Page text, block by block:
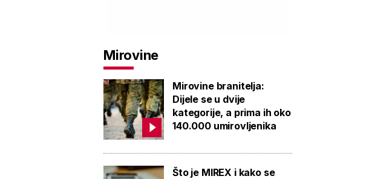
Mirovine
Mirovine branitelja:
Dijele se u dvije
kategorije, a prima ih oko
140.000 umirovljenika
Što je MIREX i kako se